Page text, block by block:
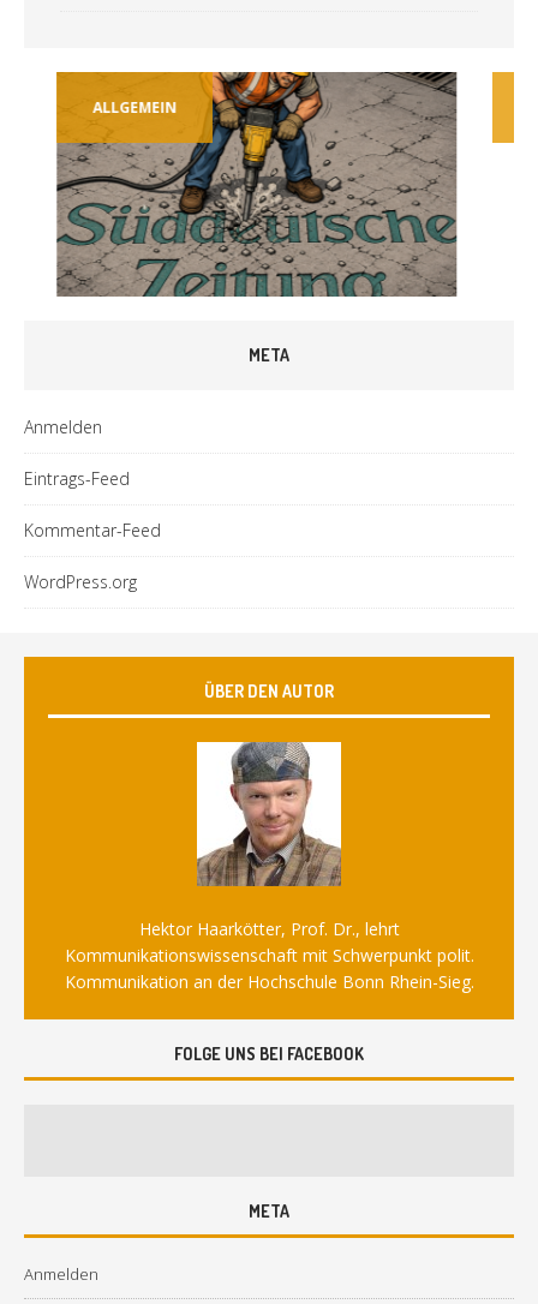
ALLGEMEIN
META
Anmelden
Eintrags-Feed
Kommentar-Feed
WordPress.org
ÜBER DEN AUTOR
Hektor Haarkötter, Prof. Dr., lehrt
Kommunikationswissenschaft mit Schwerpunkt polit.
Kommunikation an der Hochschule Bonn Rhein-Sieg.
FOLGE UNS BEI FACEBOOK
META
Anmelden